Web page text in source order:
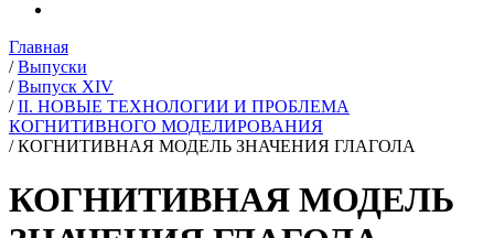
Главная
/ Выпуски
/ Выпуск XIV
/ II. НОВЫЕ ТЕХНОЛОГИИ И ПРОБЛЕМА
КОГНИТИВНОГО МОДЕЛИРОВАНИЯ
/ КОГНИТИВНАЯ МОДЕЛЬ ЗНАЧЕНИЯ ГЛАГОЛА
КОГНИТИВНАЯ МОДЕЛЬ